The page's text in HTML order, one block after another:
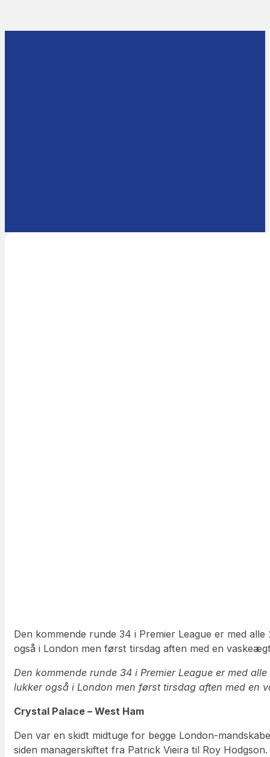
Den kommende runde 34 i Premier League er med
også i London men først tirsdag aften med en
Den kommende runde 34 i Premier League er med
lukker også i London men først tirsdag aften med en
Crystal Palace – West Ham
Den var en skidt midtuge for begge London-
siden managerskiftet fra Patrick Vieira til Roy